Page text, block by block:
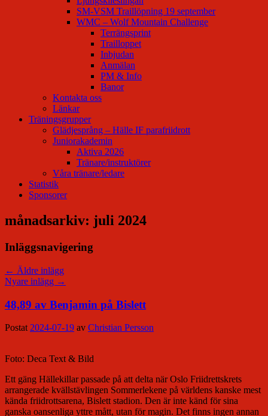
SM-VSM Traillöpning 19 september
WMC – Wolf Mountain Challenge
Terrängsprint
Trailloppet
Inbjudan
Anmälan
PM & Info
Banor
Kontakta oss
Länkar
Träningsgrupper
Glädjesprång – Hälle IF parafriidrott
Juniorakademin
Aktiva 2026
Tränare/instruktörer
Våra tränare/ledare
Statistik
Sponsorer
månadsarkiv: juli 2024
Inläggsnavigering
← Äldre inlägg
Nyare inlägg →
48,89 av Benjamin på Bislett
Postat2024-07-19 av Christian Persson
Foto: Deca Text & Bild
Ett gäng Hällekillar passade på att delta när Oslo Friidrettskrets
arrangerade kvällstävlingen Sommerlekene på världens kanske mest
kända friidrottsarena, Bislett stadion. Den är inte känd för sina
ganska oansenliga yttre mått, utan för magin. Det finns ingen annan